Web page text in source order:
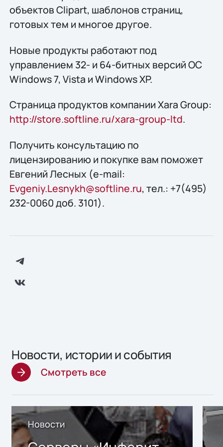
объектов Clipart, шаблонов страниц,
готовых тем и многое другое.
Новые продукты работают под
управлением 32- и 64-битных версий OC
Windows 7, Vista и Windows XP.
Страница продуктов компании Xara Group:
http://store.softline.ru/xara-group-ltd.
Получить конcультацию по
лицензированию и покупке вам поможет
Евгений Лесных (e-mail:
Evgeniy.Lesnykh@softline.ru, тел.: +7(495)
232-0060 доб. 3101).
Новости, истории и события
Смотреть все
Новости